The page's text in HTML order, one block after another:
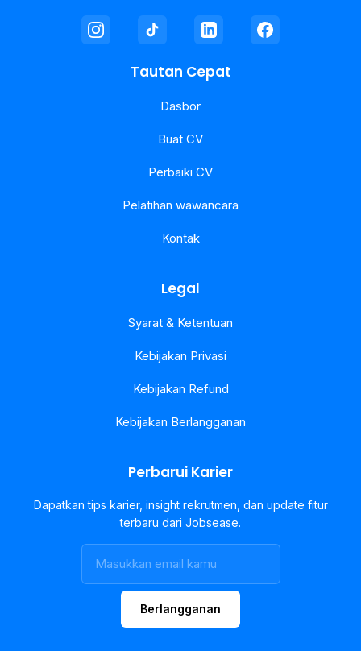
Tautan Cepat
Dasbor
Buat CV
Perbaiki CV
Pelatihan wawancara
Kontak
Legal
Syarat & Ketentuan
Kebijakan Privasi
Kebijakan Refund
Kebijakan Berlangganan
Perbarui Karier
Dapatkan tips karier, insight rekrutmen, dan update fitur
terbaru dari Jobsease.
Berlangganan